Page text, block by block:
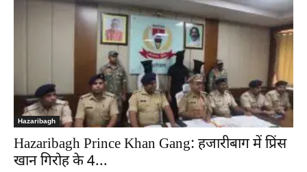
Hazaribagh
Hazaribagh Prince Khan Gang: हजारीबाग में प्रिंस
खान गिरोह के 4...